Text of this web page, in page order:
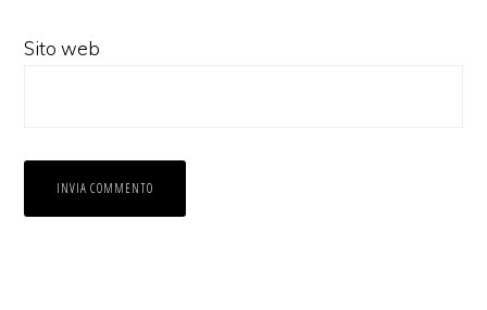
Sito web